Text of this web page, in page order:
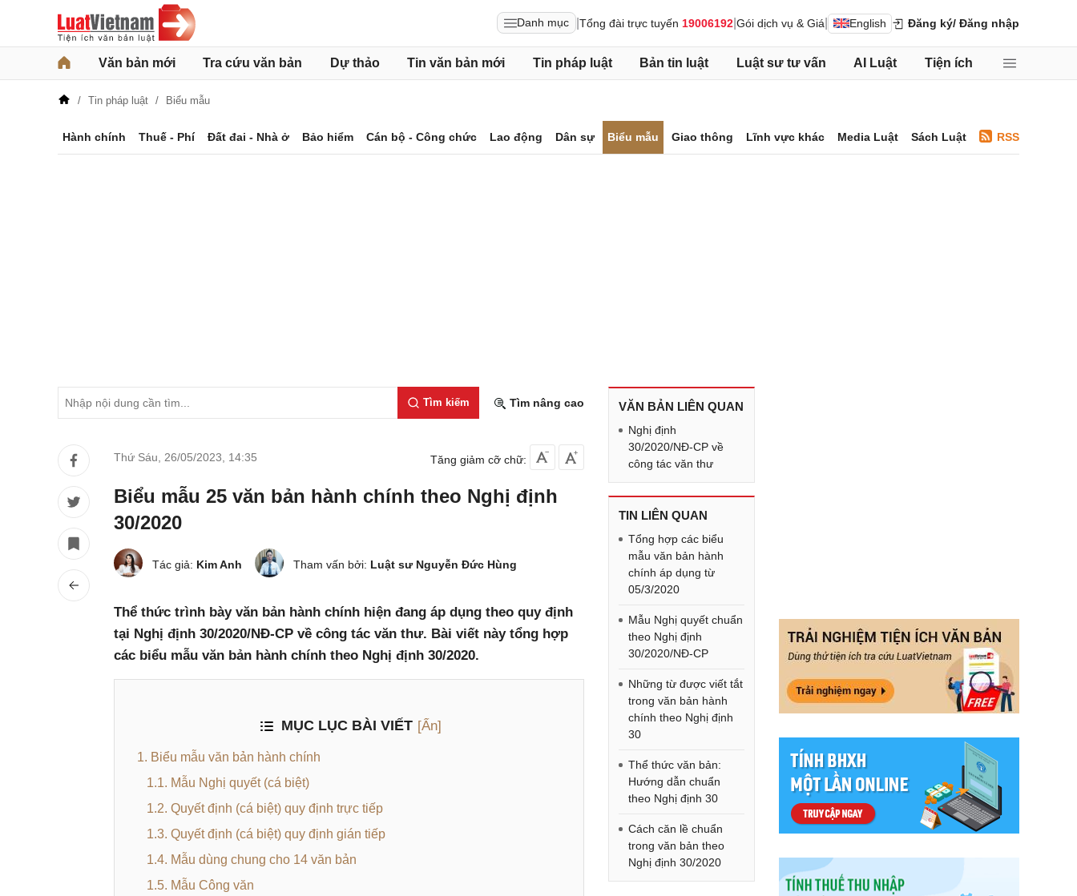
Danh mục Tổng đài trực tuyến 19006192 Gói dịch vụ & Giá English Đăng ký/ Đăng nhập
Văn bản mới Tra cứu văn bản Dự thảo Tin văn bản mới Tin pháp luật Bản tin luật Luật sư tư vấn AI Luật Tiện ích
Tin pháp luật Biểu mẫu
Hành chính Thuế - Phí Đất đai - Nhà ở Bảo hiểm Cán bộ - Công chức Lao động Dân sự Biểu mẫu Giao thông Lĩnh vực khác Media Luật Sách Luật RSS
Tìm kiếm Tìm nâng cao
Thứ Sáu, 26/05/2023 14:35 Tăng giảm cỡ chữ:
Biểu mẫu 25 văn bản hành chính theo Nghị định
30/2020
Tác giả: Kim Anh Tham vấn bởi: Luật sư Nguyễn Đức Hùng
Thể thức trình bày văn bản hành chính hiện đang áp dụng theo quy định
tại Nghị định 30/2020/NĐ-CP về công tác văn thư. Bài viết này tổng hợp
các biểu mẫu văn bản hành chính theo Nghị định 30/2020.
MỤC LỤC BÀI VIẾT [Ẩn]
1. Biểu mẫu văn bản hành chính
1.1. Mẫu Nghị quyết (cá biệt)
1.2. Quyết định (cá biệt) quy định trực tiếp
1.3. Quyết định (cá biệt) quy định gián tiếp
1.4. Mẫu dùng chung cho 14 văn bản
1.5. Mẫu Công văn
VĂN BẢN LIÊN QUAN
Nghị định
30/2020/NĐ-CP về
công tác văn thư
TIN LIÊN QUAN
Tổng hợp các biểu
mẫu văn bản hành
chính áp dụng từ
05/3/2020
Mẫu Nghị quyết chuẩn
theo Nghị định
30/2020/NĐ-CP
Những từ được viết tắt
trong văn bản hành
chính theo Nghị định
30
Thể thức văn bản:
Hướng dẫn chuẩn
theo Nghị định 30
Cách căn lề chuẩn
trong văn bản theo
Nghị định 30/2020